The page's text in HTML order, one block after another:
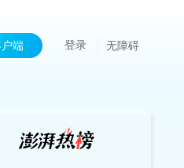
端 登录 无障碍